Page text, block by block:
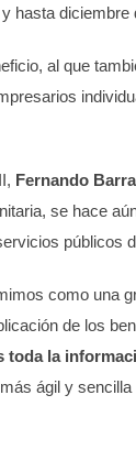
hasta diciembre
al que
Fernando
se hace
públicos
como una
de los
toda la
ágil y